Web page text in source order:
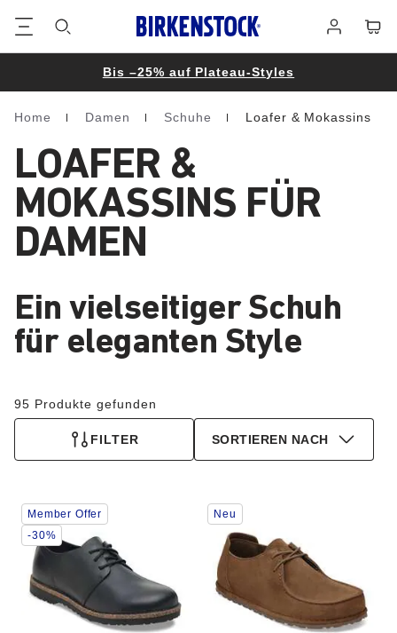
Bis –25% auf Plateau-Styles
Homepage
Home Damen Schuhe Loafer & Mokassins
LOAFER &
MOKASSINS FÜR
DAMEN
Ein vielseitiger Schuh
für eleganten Style
95 Produkte gefunden
FILTER SORTIEREN NACH
Durch
Anklicken
der
Farben
werden
die
Produktbilder
aktualisiert.
Member Offer
-30%
Durch
Anklicken
Farben
werden
die
Produktbilder
aktualisiert.
Neu